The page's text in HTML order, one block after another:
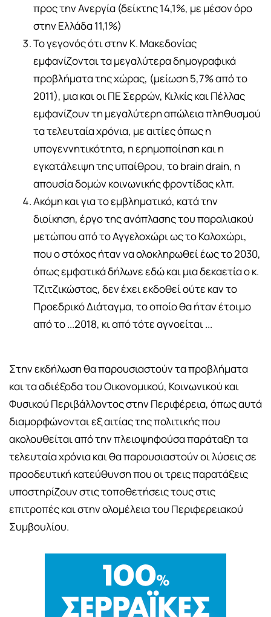
προς την Ανεργία (δείκτης 14,1%, με μέσον όρο
στην Ελλάδα 11,1%)
Το γεγονός ότι στην Κ. Μακεδονίας
εμφανίζονται τα μεγαλύτερα δημογραφικά
προβλήματα της χώρας, (μείωση 5,7% από το
2011), μια και οι ΠΕ Σερρών, Κιλκίς και Πέλλας
εμφανίζουν τη μεγαλύτερη απώλεια πληθυσμού
τα τελευταία χρόνια, με αιτίες όπως η
υπογεννητικότητα, η ερημοποίηση και η
εγκατάλειψη της υπαίθρου, το brain drain, η
απουσία δομών κοινωνικής φροντίδας κλπ.
Ακόμη και για το εμβληματικό, κατά την
διοίκηση, έργο της ανάπλασης του παραλιακού
μετώπου από το Αγγελοχώρι ως το Καλοχώρι,
που ο στόχος ήταν να ολοκληρωθεί έως το 2030,
όπως εμφατικά δήλωνε εδώ και μια δεκαετία ο κ.
Τζιτζικώστας, δεν έχει εκδοθεί ούτε καν το
Προεδρικό Διάταγμα, το οποίο θα ήταν έτοιμο
από το ...2018, κι από τότε αγνοείται ...
Στην εκδήλωση θα παρουσιαστούν τα προβλήματα
και τα αδιέξοδα του Οικονομικού, Κοινωνικού και
Φυσικού Περιβάλλοντος στην Περιφέρεια, όπως αυτά
διαμορφώνονται εξ αιτίας της πολιτικής που
ακολουθείται από την πλειοψηφούσα παράταξη τα
τελευταία χρόνια και θα παρουσιαστούν οι λύσεις σε
προοδευτική κατεύθυνση που οι τρεις παρατάξεις
υποστηρίζουν στις τοποθετήσεις τους στις
επιτροπές και στην ολομέλεια του Περιφερειακού
Συμβουλίου.